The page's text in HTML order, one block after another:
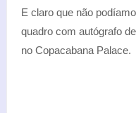
E claro que não
quadro com autógrafo
no Copacabana Palace.